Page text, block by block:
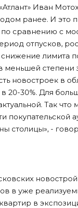
Иван
ранее. И это
сравнению с
отпусков,
лимита
степени
новостроек в
20-30%. Для
Так
покупательской
столицы», -
в уже
в